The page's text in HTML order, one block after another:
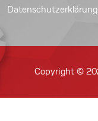
Copyright ©